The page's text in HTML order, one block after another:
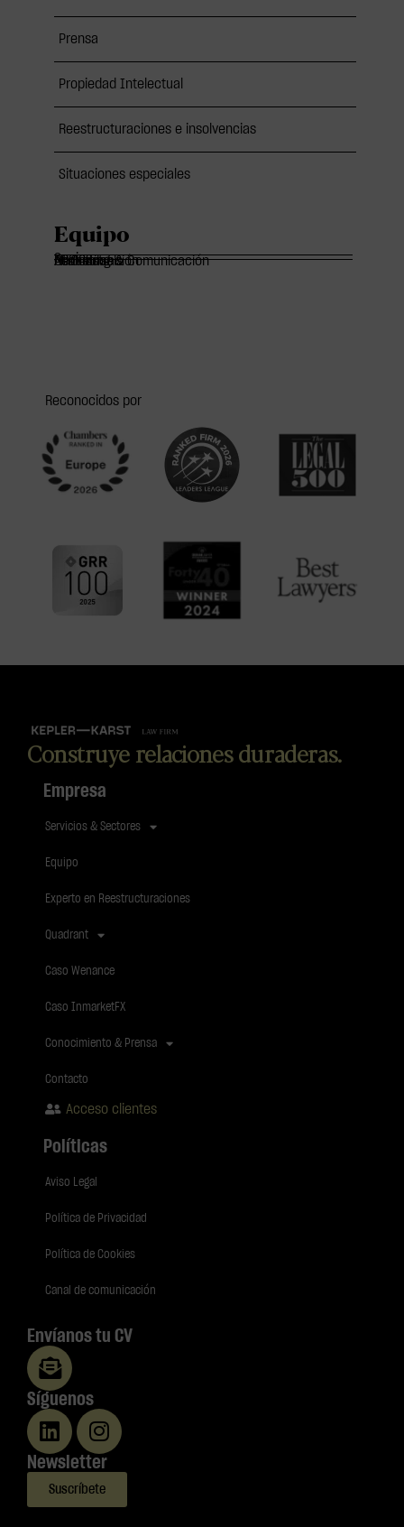
Prensa
Propiedad Intelectual
Reestructuraciones e insolvencias
Situaciones especiales
Equipo
Socios
Of Counsels
Asociados
Marketing & Comunicación
Administración
Reconocidos por
Construye relaciones duraderas.
Empresa
Servicios & Sectores
Equipo
Experto en Reestructuraciones
Quadrant
Caso Wenance
Caso InmarketFX
Conocimiento & Prensa
Contacto
Acceso clientes
Políticas
Aviso Legal
Política de Privacidad
Política de Cookies
Canal de comunicación
Envíanos tu CV
Síguenos
Newsletter
Suscríbete